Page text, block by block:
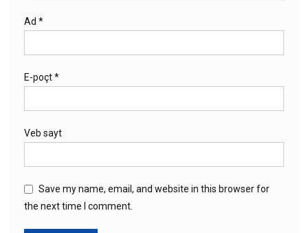
Ad *
E-poçt*
Veb sayt
Save my name, email, and website in this browser for
the next time I comment.